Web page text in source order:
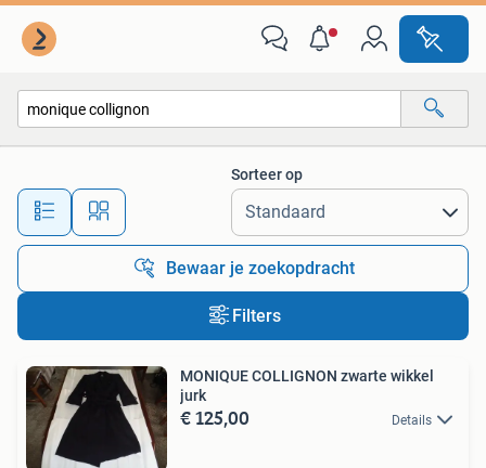
Alle afstanden…
Sorteer op
Bewaar je zoekopdracht
Filters
MONIQUE COLLIGNON zwarte wikkel
jurk
€ 125,00 Details